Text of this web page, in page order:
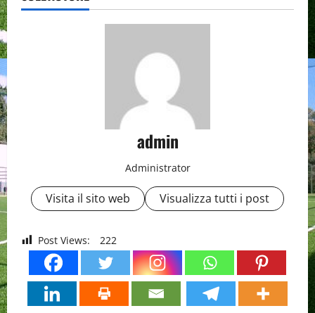
admin
Administrator
Visita il sito web Visualizza tutti i post
Post Views: 222